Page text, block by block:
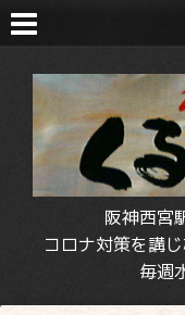
阪神西宮
コロナ対策を講
毎週